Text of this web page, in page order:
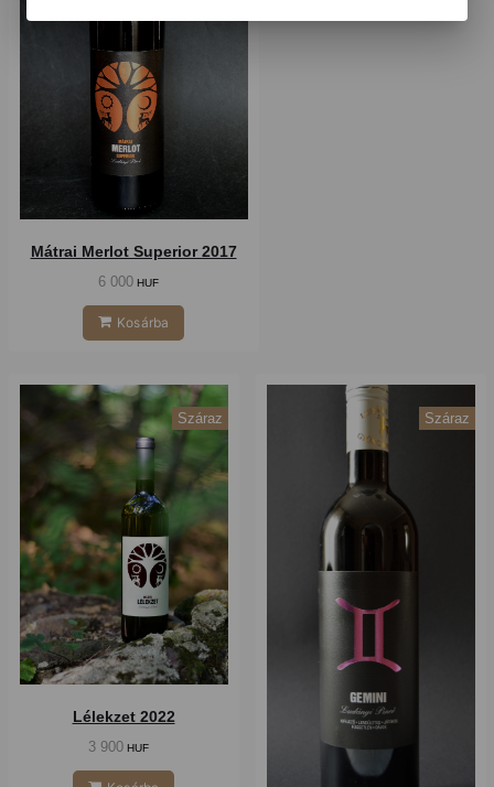
Mátrai Merlot Superior 2017
6 000HUF
Kosárba
Száraz
Lélekzet 2022
3 900HUF
Száraz